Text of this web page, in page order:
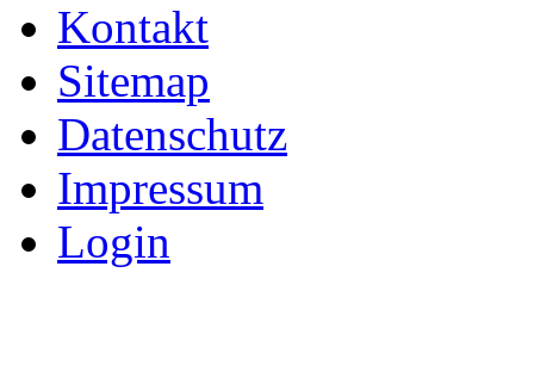
Kontakt
Sitemap
Datenschutz
Impressum
Login